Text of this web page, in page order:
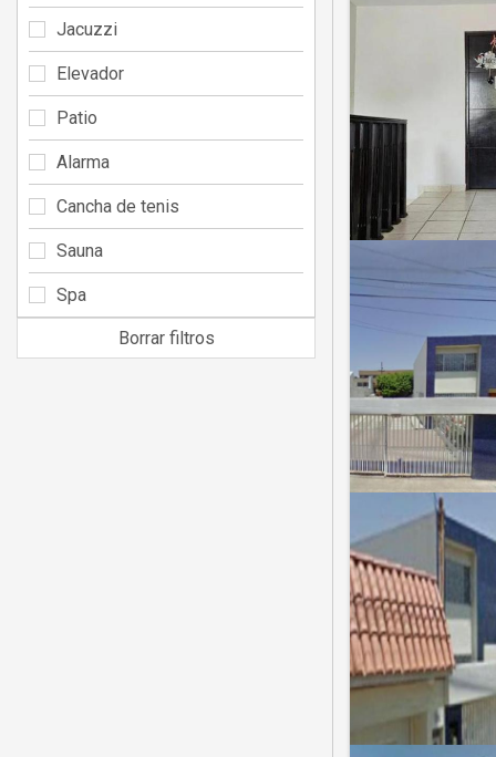
Jacuzzi
Elevador
Patio
Alarma
Cancha de tenis
Sauna
Spa
Borrar filtros